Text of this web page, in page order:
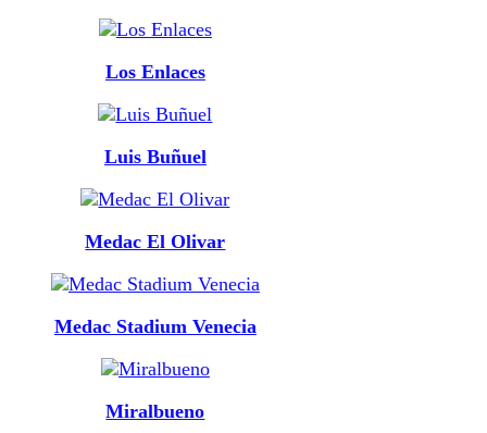
Los Enlaces
Luis Buñuel
Medac El Olivar
Medac Stadium Venecia
Miralbueno